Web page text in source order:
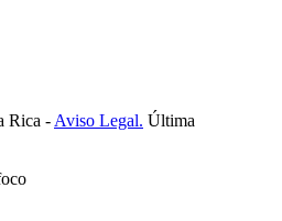
Rica - Aviso Legal. Última